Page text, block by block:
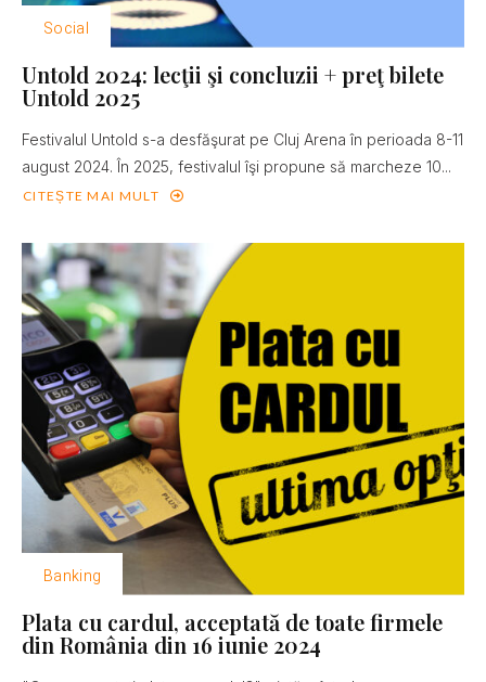
Social
Untold 2024: lecţii şi concluzii + preţ bilete
Untold 2025
Festivalul Untold s-a desfăşurat pe Cluj Arena în perioada 8-11
august 2024. În 2025, festivalul îşi propune să marcheze 10...
CITEȘTE MAI MULT
Banking
Plata cu cardul, acceptată de toate firmele
din România din 16 iunie 2024